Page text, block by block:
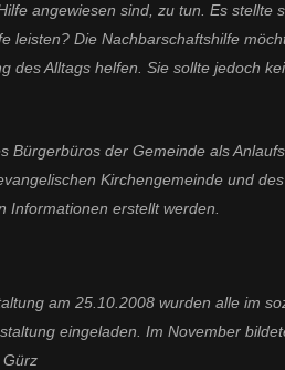
angewiesen sind, zu tun. Es stellte
leisten? Die Nachbarschaftshilfe
des Alltags helfen. Sie sollte jedoch
Bürgerbüros der Gemeinde als
Kirchengemeinde und
Informationen erstellt werden.
am 25.10.2008 wurden alle im
eingeladen. Im November
Gürz